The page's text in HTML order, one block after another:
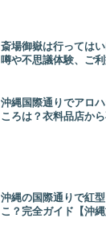
斎場御嶽は行っては
噂や不思議体験、ご
沖縄国際通りでアロ
ころは？衣料品店か
沖縄の国際通りで紅
こ？完全ガイド【沖縄